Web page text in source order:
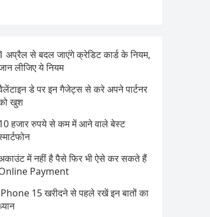
अप्रैल से बदल जाएंगे क्रेडिट कार्ड के नियम,
लीजिए ये नियम
डे पर इन गैजेट्स से करे अपने पार्टनर
खुश
हजार रुपये से कम में आने वाले बेस्ट
में नहीं है पैसे फिर भी ऐसे कर सकते हैं
Payment
15 खरीदने से पहले रखें इन बातों का